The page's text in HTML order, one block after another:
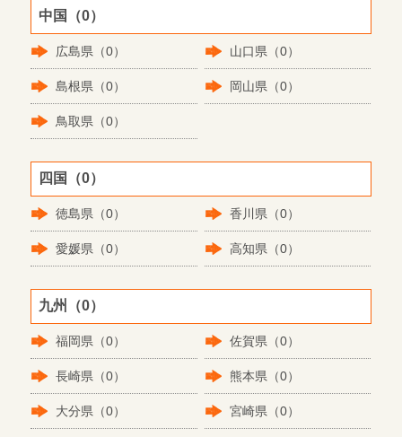
中国（0）
広島県（0） 山口県（0）
島根県（0） 岡山県（0）
鳥取県（0）
四国（0）
徳島県（0） 香川県（0）
愛媛県（0） 高知県（0）
九州（0）
福岡県（0） 佐賀県（0）
長崎県（0） 熊本県（0）
大分県（0） 宮崎県（0）